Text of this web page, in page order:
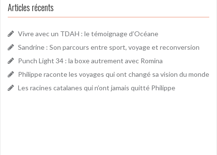
Articles récents
Vivre avec un TDAH : le témoignage d’Océane
Sandrine : Son parcours entre sport, voyage et reconversion
Punch Light 34 : la boxe autrement avec Romina
Philippe raconte les voyages qui ont changé sa vision du monde
Les racines catalanes qui n’ont jamais quitté Philippe